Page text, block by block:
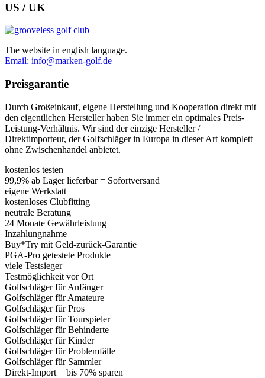
US / UK
The website in english language.
Email: info@marken-golf.de
Preisgarantie
Durch Großeinkauf, eigene Herstellung und Kooperation direkt mit
den eigentlichen Hersteller haben Sie immer ein optimales Preis-
Leistung-Verhältnis. Wir sind der einzige Hersteller /
Direktimporteur, der Golfschläger in Europa in dieser Art komplett
ohne Zwischenhandel anbietet.
kostenlos testen
99,9% ab Lager lieferbar = Sofortversand
eigene Werkstatt
kostenloses Clubfitting
neutrale Beratung
24 Monate Gewährleistung
Inzahlungnahme
Buy*Try mit Geld-zurück-Garantie
PGA-Pro getestete Produkte
viele Testsieger
Testmöglichkeit vor Ort
Golfschläger für Anfänger
Golfschläger für Amateure
Golfschläger für Pros
Golfschläger für Tourspieler
Golfschläger für Behinderte
Golfschläger für Kinder
Golfschläger für Problemfälle
Golfschläger für Sammler
Direkt-Import = bis 70% sparen